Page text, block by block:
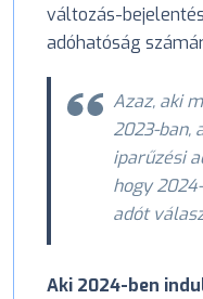
változás-
adóhatóság
Azaz, aki
2023-ban,
iparűzési
hogy
adót
Aki 2024-ben